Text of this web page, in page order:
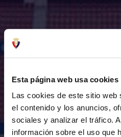
Esta página web usa cookies
Las cookies de este sitio web
el contenido y los anuncios,
sociales y analizar el tráfico.
información sobre el uso que